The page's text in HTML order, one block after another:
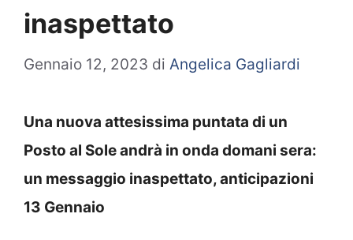
inaspettato
Gennaio 12, 2023 di Angelica Gagliardi
Una nuova attesissima puntata di un
Posto al Sole andrà in onda domani sera:
un messaggio inaspettato, anticipazioni
13 Gennaio